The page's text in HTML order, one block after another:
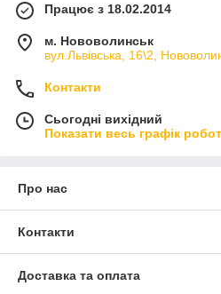
Працює з 18.02.2014
м. Нововолинськ
вул.Львівська, 16\2,
Контакти
Сьогодні вихідний
Показати весь графік
Про нас
Контакти
Доставка та оплата